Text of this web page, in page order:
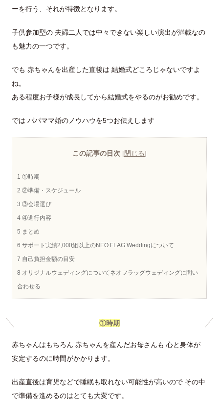
ーを行う、それが特徴となります。
子供参加型の 夫婦二人では中々できない楽しい演出が満載なの
も魅力の一つです。
でも 赤ちゃんを出産した直後は 結婚式どころじゃないですよ
ね。
ある程度お子様が成長してから結婚式をやるのがお勧めです。
では パパママ婚のノウハウを5つお伝えします
この記事の目次 [閉じる]
1 ①時期
2 ②準備・スケジュール
3 ③会場選び
4 ④進行内容
5 まとめ
6 サポート実績2,000組以上のNEO FLAG.Weddingについて
7 自己負担金額の目安
8 オリジナルウェディングについてネオフラッグウェディングに問い
合わせる
①時期
赤ちゃんはもちろん 赤ちゃんを産んだお母さんも 心と身体が
安定するのに時間がかかります。
出産直後は育児などで睡眠も取れない可能性が高いので その中
で準備を進めるのはとても大変です。